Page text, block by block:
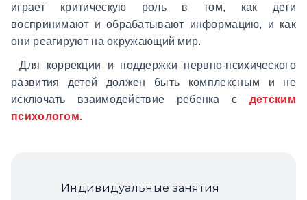
играет критическую роль в том, как дети
воспринимают и обрабатывают информацию, и как
они реагируют на окружающий мир.
Для коррекции и поддержки нервно-психического
развития детей должен быть комплексным и не
исключать взаимодействие ребенка с детским
психологом.
Индивидуальные занятия